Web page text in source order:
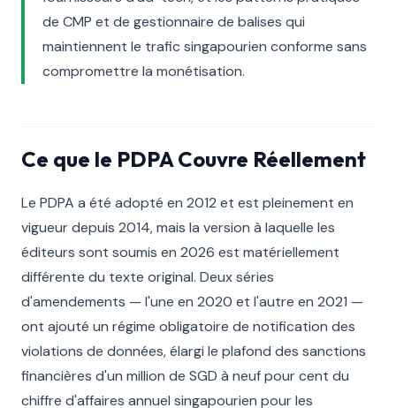
de CMP et de gestionnaire de balises qui
maintiennent le trafic singapourien conforme sans
compromettre la monétisation.
Ce que le PDPA Couvre Réellement
Le PDPA a été adopté en 2012 et est pleinement en
vigueur depuis 2014, mais la version à laquelle les
éditeurs sont soumis en 2026 est matériellement
différente du texte original. Deux séries
d'amendements — l'une en 2020 et l'autre en 2021 —
ont ajouté un régime obligatoire de notification des
violations de données, élargi le plafond des sanctions
financières d'un million de SGD à neuf pour cent du
chiffre d'affaires annuel singapourien pour les